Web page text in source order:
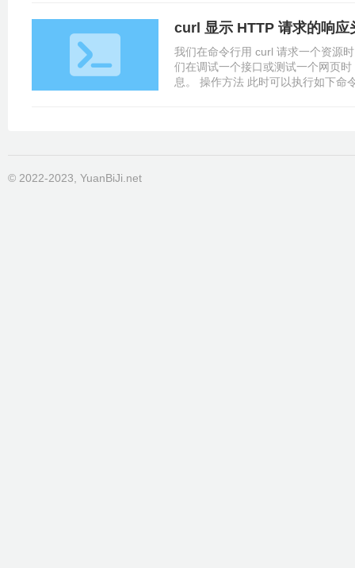
curl 显示 HTTP 请求的响应
我们在命令行用 curl 请求一个资源
们在调试一个接口或测试一个网页
息。 操作方法 此时可以执行如下命
© 2022-2023, YuanBiJi.net